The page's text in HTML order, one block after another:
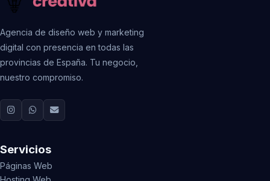
Agencia de diseño web y marketing
digital con presencia en todas las
provincias de España. Tu negocio,
nuestro compromiso.
Servicios
Páginas Web